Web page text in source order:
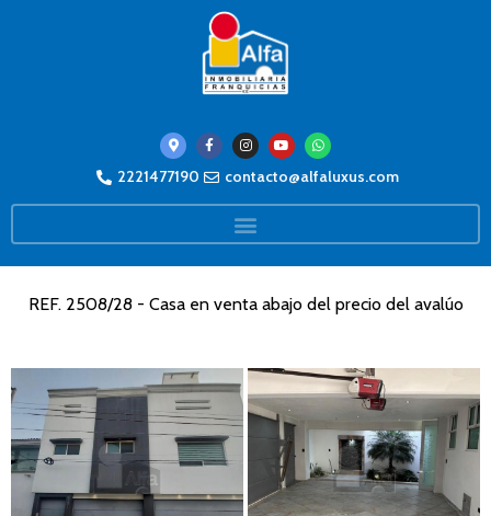
2221477190 contacto@alfaluxus.com
REF. 2508/28 - Casa en venta abajo del precio del avalúo